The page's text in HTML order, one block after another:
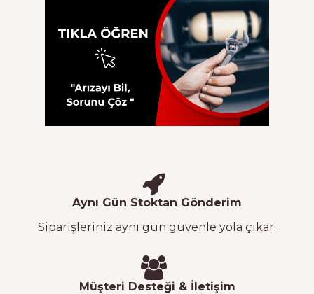
Aynı Gün Stoktan Gönderim
Siparişleriniz aynı gün güvenle yola çıkar.
Müşteri Desteği & İletişim